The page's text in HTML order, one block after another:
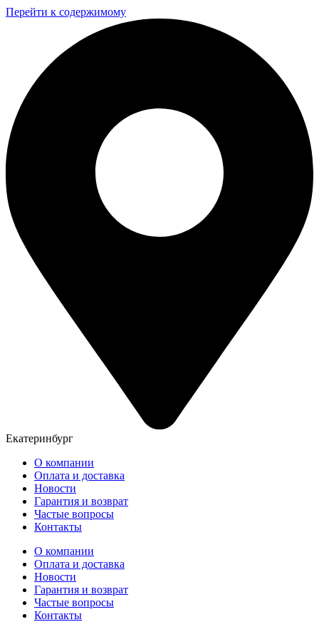
Перейти к содержимому
Екатеринбург
О компании
Оплата и доставка
Новости
Гарантия и возврат
Частые вопросы
Контакты
О компании
Оплата и доставка
Новости
Гарантия и возврат
Частые вопросы
Контакты